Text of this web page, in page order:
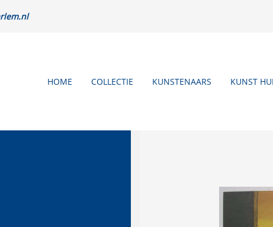
HOME COLLECTIE KUNSTENAARS KUNST